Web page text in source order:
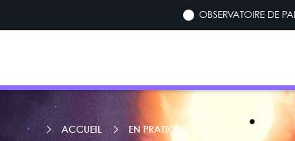
OBSERVATOIRE DE
ACCUEIL EN PRATIQUE